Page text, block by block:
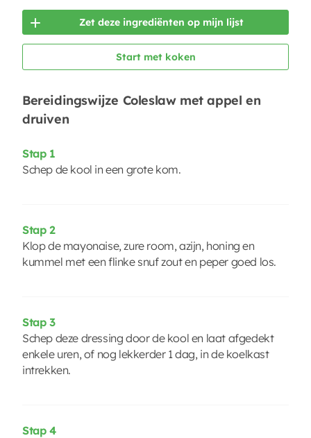
Zet deze ingrediënten op mijn lijst
Start met koken
Bereidingswijze Coleslaw met appel en
druiven
Stap 1
Schep de kool in een grote kom.
Stap 2
Klop de mayonaise, zure room, azijn, honing en
kummel met een flinke snuf zout en peper goed los.
Stap 3
Schep deze dressing door de kool en laat afgedekt
enkele uren, of nog lekkerder 1 dag, in de koelkast
intrekken.
Stap 4